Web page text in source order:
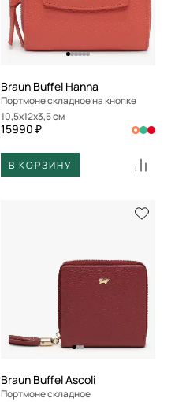
По скорости доставки
Braun Buffel Hanna
Портмоне складное на кнопке
10,5x12x3,5 см
15990 ₽
В КОРЗИНУ
Braun Buffel Ascoli
Портмоне складное